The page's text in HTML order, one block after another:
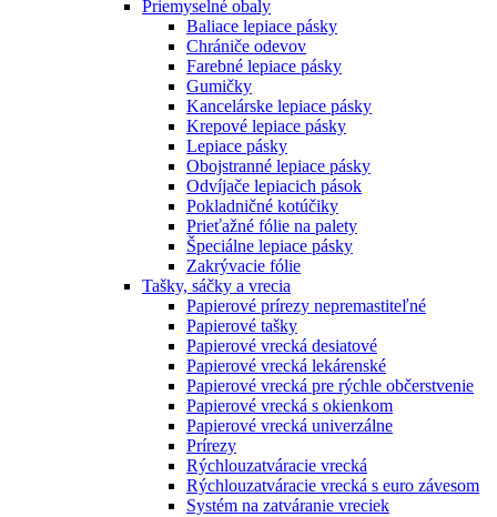
Priemyselné obaly
Baliace lepiace pásky
Chrániče odevov
Farebné lepiace pásky
Gumičky
Kancelárske lepiace pásky
Krepové lepiace pásky
Lepiace pásky
Obojstranné lepiace pásky
Odvíjače lepiacich pások
Pokladničné kotúčiky
Prieťažné fólie na palety
Špeciálne lepiace pásky
Zakrývacie fólie
Tašky, sáčky a vrecia
Papierové prírezy nepremastiteľné
Papierové tašky
Papierové vrecká desiatové
Papierové vrecká lekárenské
Papierové vrecká pre rýchle občerstvenie
Papierové vrecká s okienkom
Papierové vrecká univerzálne
Prírezy
Rýchlouzatváracie vrecká
Rýchlouzatváracie vrecká s euro závesom
Systém na zatváranie vreciek